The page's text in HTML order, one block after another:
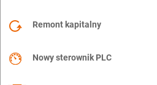
Remont kapitalny
Nowy sterownik PLC